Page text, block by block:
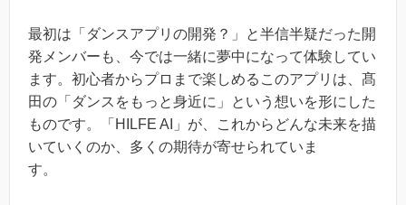
最初は「ダンスアプリの開発？」と半信半疑だった開
発メンバーも、今では一緒に夢中になって体験してい
ます。初心者からプロまで楽しめるこのアプリは、髙
田の「ダンスをもっと身近に」という想いを形にした
ものです。「HILFE AI」が、これからどんな未来を描
いていくのか、多くの期待が寄せられていま
す。